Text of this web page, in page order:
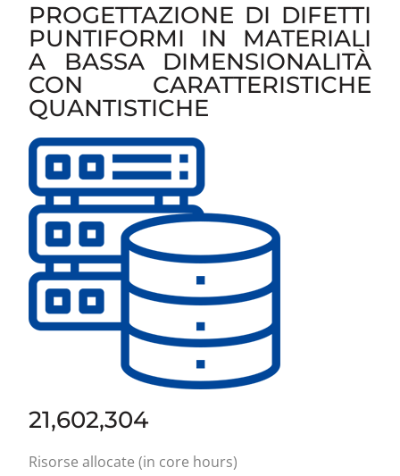
PROGETTAZIONE DI DIFETTI
PUNTIFORMI IN MATERIALI
A BASSA DIMENSIONALITÀ
CON CARATTERISTICHE
QUANTISTICHE
21,602,304
Risorse allocate (in core hours)